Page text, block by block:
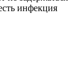
инфекция